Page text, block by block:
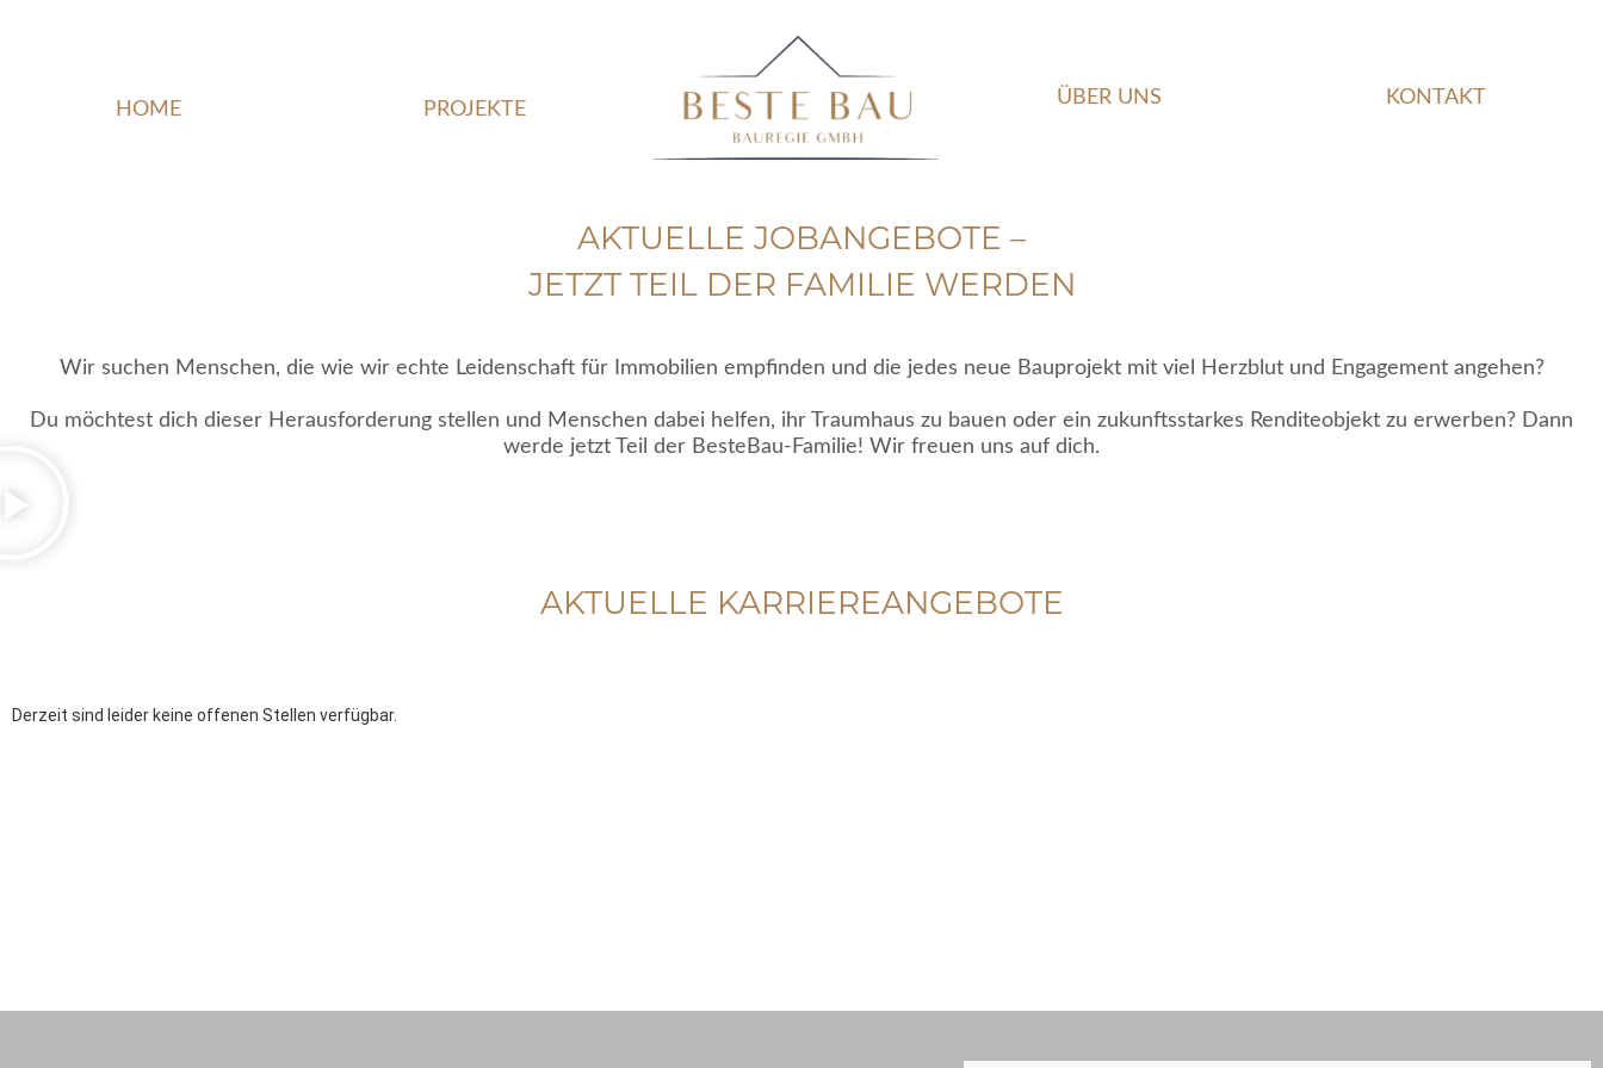
HOME PROJEKTE
ÜBER UNS KONTAKT
AKTUELLE JOBANGEBOTE –
JETZT TEIL DER FAMILIE WERDEN
Wir suchen Menschen, die wie wir echte Leidenschaft für Immobilien empfinden und die jedes neue Bauprojekt mit viel Herzblut und Engagement angehen?
Du möchtest dich dieser Herausforderung stellen und Menschen dabei helfen, ihr Traumhaus zu bauen oder ein zukunftsstarkes Renditeobjekt zu erwerben? Dann
werde jetzt Teil der BesteBau-Familie! Wir freuen uns auf dich.
AKTUELLE KARRIEREANGEBOTE